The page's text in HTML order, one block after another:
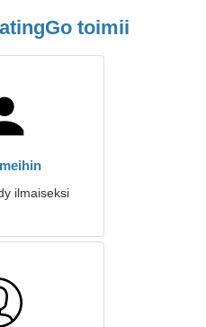
toimii
ilmaiseksi